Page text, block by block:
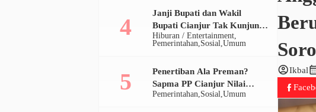
account_circleIkbal
Hiburan / Entertainment
Pemerintahan Sosial Umum
Janji Bupati dan Wakil
Bupati Cianjur Tak Kunjung
Terpenuhi, Ratusan Massa
Ansor Geruduk Pendopo
Pemerintahan Sosial Umum
Penertiban Ala Preman?
Sapma PP Cianjur Nilai
Satpol PP Tak Manusiawi di